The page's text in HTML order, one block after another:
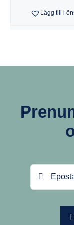
Lägg till i